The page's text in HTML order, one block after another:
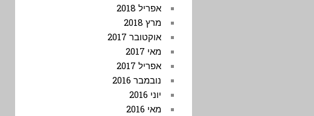
אפריל 2018
מרץ 2018
אוקטובר 2017
מאי 2017
אפריל 2017
נובמבר 2016
יוני 2016
מאי 2016